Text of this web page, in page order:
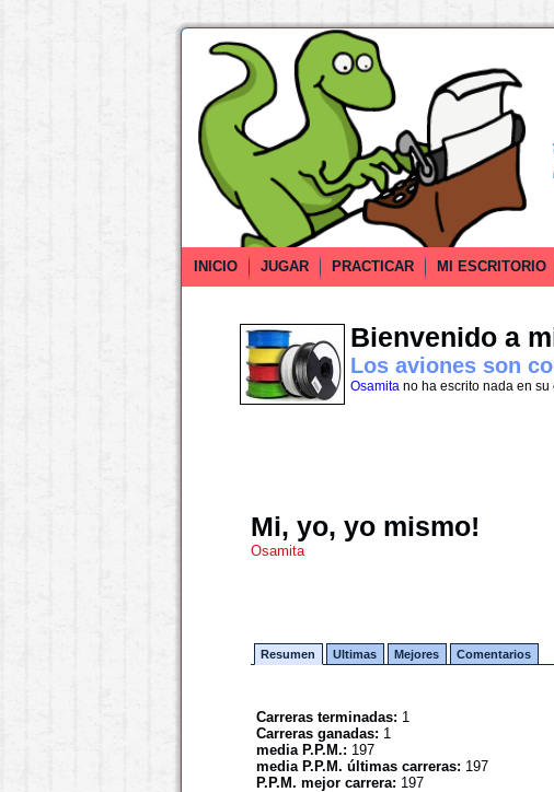
INICIO JUGAR PRACTICAR MI ESCRITORIO
Bienvenido a
Los aviones son
Osamitano ha escrito nada en su
Mi, yo, yo mismo!
Osamita
Resumen Ultimas Mejores Comentarios
Carreras terminadas: 1
Carreras ganadas: 1
media P.P.M.: 197
media P.P.M. últimas carreras: 197
P.P.M. mejor carrera: 197